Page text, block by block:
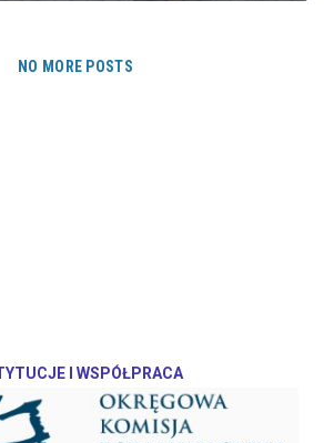
NO MORE POSTS
I WSPÓŁPRACA